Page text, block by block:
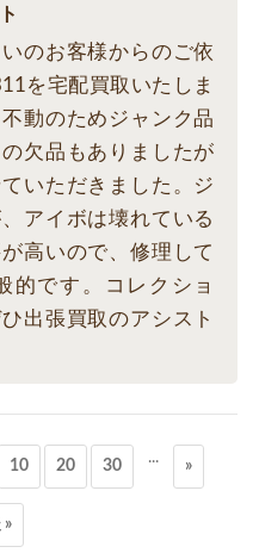
のお客様からのご依
を宅配買取いたしま
動のためジャンク品
欠品もありましたが
いただきました。ジ
アイボは壊れている
高いので、修理して
的です。コレクショ
出張買取のアシスト
10 20 30 ... »
»